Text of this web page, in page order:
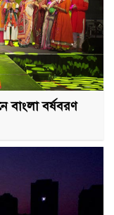
বাংলা বর্ষবরণ